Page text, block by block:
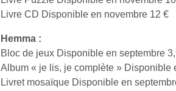
Livre CD Disponible en novembre 12 €
Hemma :
Bloc de jeux Disponible en septembre
Album « je lis, je complète » Disponible
Livret mosaïque Disponible en
occupations
simple.
Conjuguer
divertissement,
activité
l’occasion
enfants
de…